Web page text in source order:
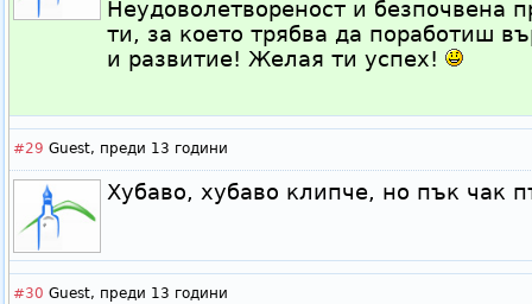
Неудоволетвореност и безпочвена
ти, за което трябва да поработиш
и развитие! Желая ти успех!
#29 Guest, преди 13 години
Хубаво, хубаво клипче, но пък чак
#30 Guest, преди 13 години